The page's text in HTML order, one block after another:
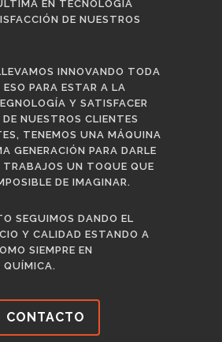
EN TECNOLOGÍA
DE NUESTROS
INNOVANDO TODA
PARA ESTAR A LA
Y SATISFACER
NUESTROS CLIENTES
TENEMOS UNA MÁQUINA
GENERACIÓN PARA DARLE
TRABAJOS UN TOQUE QUE
DE IMAGINAR.
SEGUIMOS DANDO EL
Y CALIDAD ESTANDO A
SIEMPRE EN
QUÍMICA.
CONTACTO